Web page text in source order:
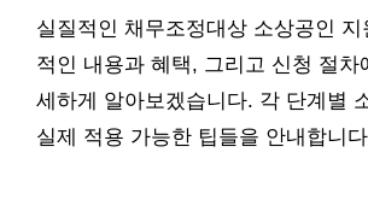
실질적인 채무조정대상 소상공인 지
적인 내용과 혜택, 그리고 신청 절차
세하게 알아보겠습니다. 각 단계별
실제 적용 가능한 팁들을 안내합니